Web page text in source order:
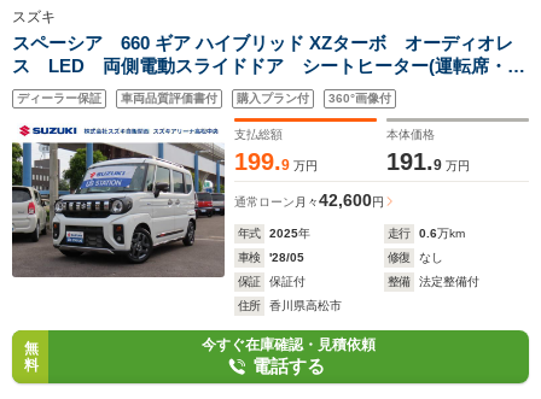
スズキ
スペーシア 660 ギア ハイブリッド XZターボ オーディオレ
ス LED 両側電動スライドドア シートヒーター(運転席・助
手席) パーキングセンサー(フロント・リヤ) 電動パーキン
グ 後席オットマン ハンドルヒーター パドルシフト USB
充電ソケット
ディーラー保証 車両品質評価書付 購入プラン付 360°画像付
支払総額
199.9 万円
本体価格
191.9 万円
通常ローン 月々42,600円
年式 2025年 走行 0.6万km
車検
'28/05 修復
なし
保証
保証付 整備
法定整備付
住所
香川県高松市
無
料
今すぐ在庫確認・見積依頼
電話する